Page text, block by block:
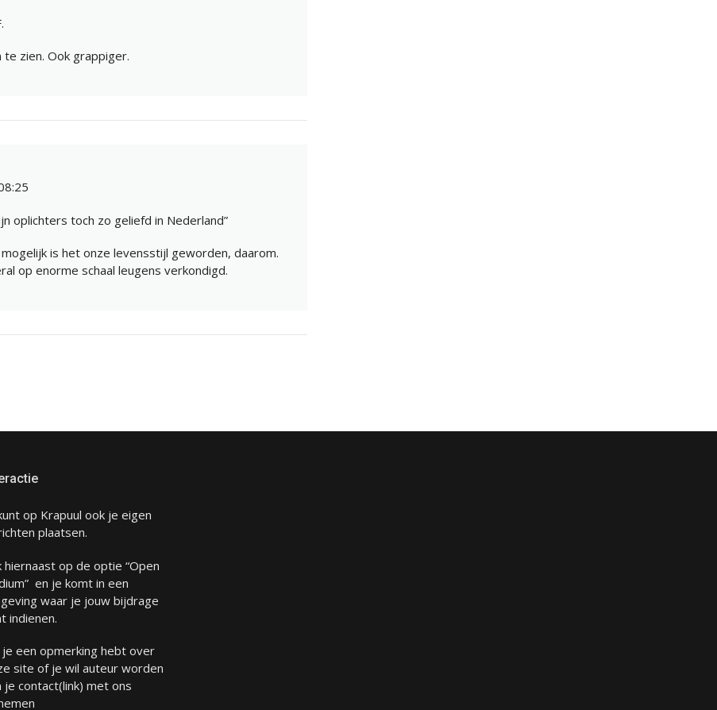
zien. Ook grappiger.
oplichters toch zo geliefd in Nederland”
is het onze levensstijl geworden, daarom.
op enorme schaal leugens verkondigd.
op Krapuul ook je eigen
plaatsen.
hiernaast op de optie “Open
en je komt in een
waar je jouw bijdrage
indienen.
je een opmerking hebt over
site of je wil auteur worden
je contact(link) met ons